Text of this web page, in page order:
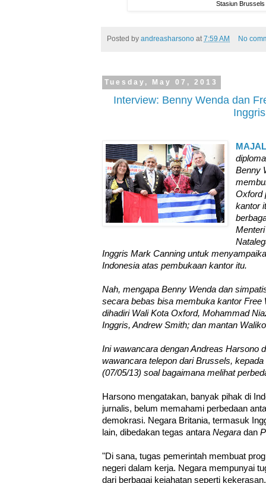
Stasiun
Posted by andreasharsono at 7:59 AM No
Tuesday, May 07, 2013
Interview: Benny Wenda dan
Inggris
Benny
Oxford
kantor
Inggris Mark Canning untuk
Indonesia atas pembukaan kantor itu.
Nah, mengapa Benny Wenda dan
secara bebas bisa membuka kantor Free
dihadiri Wali Kota Oxford, Mohammad
Inggris, Andrew Smith; dan mantan
Ini wawancara dengan Andreas Harsono
wawancara telepon dari Brussels,
(07/05/13) soal bagaimana melihat
Harsono mengatakan, banyak pihak di
jurnalis, belum memahami perbedaan
demokrasi. Negara Britania, termasuk
lain, dibedakan tegas antara Negara dan
"Di sana, tugas pemerintah membuat
negeri dalam kerja. Negara mempunyai
dari berbagai kejahatan seperti